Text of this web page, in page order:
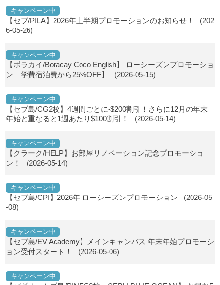
キャンペーン中
【セブ/PILA】2026年上半期プロモーションのお知らせ！
(202
6-05-26)
キャンペーン中
【ボラカイ/Boracay Coco English】 ローシーズンプロモーショ
ン｜学費宿泊費から25%OFF】
(2026-05-15)
キャンペーン中
【セブ島/CG2校】4週間ごとに-$200割引！さらに12月の年末
年始と重なると1週あたり$100割引！
(2026-05-14)
キャンペーン中
【クラーク/HELP】お部屋リノベーション記念プロモーショ
ン！
(2026-05-14)
キャンペーン中
【セブ島/CPI】2026年 ローシーズンプロモーション (2026-05
-08)
キャンペーン中
【セブ島/EV Academy】メインキャンパス 年末年始プロモーシ
ョン受付スタート！
(2026-05-06)
キャンペーン中